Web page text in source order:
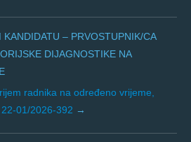
– PRVOSTUPNIK/CA
DIJAGNOSTIKE NA
radnika na određeno vrijeme,
01/2026-392